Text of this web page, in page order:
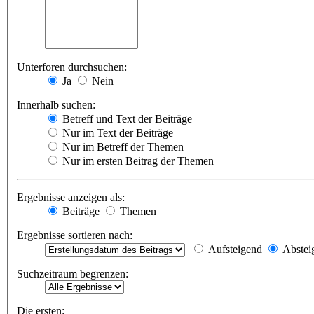
Unterforen durchsuchen:
Ja
Nein
Innerhalb suchen:
Betreff und Text der Beiträge
Nur im Text der Beiträge
Nur im Betreff der Themen
Nur im ersten Beitrag der Themen
Ergebnisse anzeigen als:
Beiträge
Themen
Ergebnisse sortieren nach:
Aufsteigend
Suchzeitraum begrenzen:
Die ersten: